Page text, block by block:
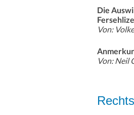
Die
Von:
Von: Neil